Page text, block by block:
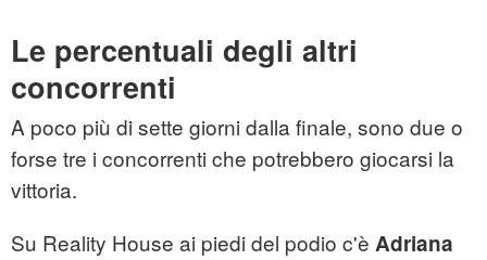
Le percentuali degli altri
concorrenti
A poco più di sette giorni dalla finale, sono due o
forse tre i concorrenti che potrebbero giocarsi la
vittoria.
Su Reality House ai piedi del podio c'è Adriana